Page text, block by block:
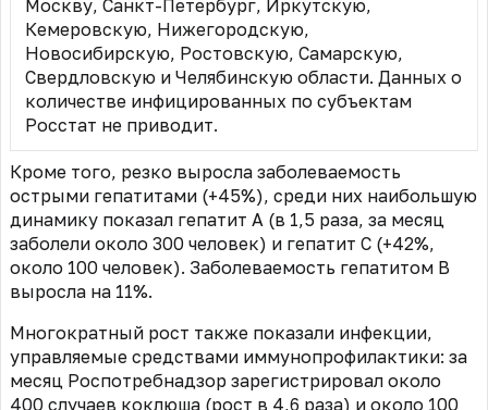
Москву, Санкт-Петербург, Иркутскую,
Кемеровскую, Нижегородскую,
Новосибирскую, Ростовскую, Самарскую,
Свердловскую и Челябинскую области. Данных о
количестве инфицированных по субъектам
Росстат не приводит.
Кроме того, резко выросла заболеваемость
острыми гепатитами (+45%), среди них наибольшую
динамику показал гепатит А (в 1,5 раза, за месяц
заболели около 300 человек) и гепатит С (+42%,
около 100 человек). Заболеваемость гепатитом B
выросла на 11%.
Многократный рост также показали инфекции,
управляемые средствами иммунопрофилактики: за
месяц Роспотребнадзор зарегистрировал около
400 случаев коклюша (рост в 4,6 раза) и около 100